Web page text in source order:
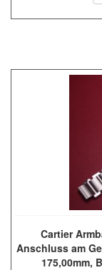
Cartier
Anschluss am
175,00mm,